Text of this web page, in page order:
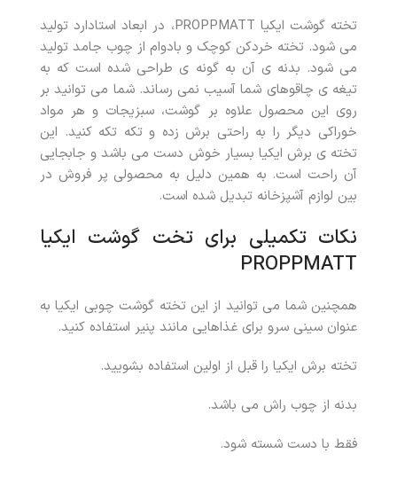
تخته گوشت ایکیا PROPPMATT، در ابعاد استادارد تولید
می شود. تخته خردکن کوچک و بادوام از چوب جامد تولید
می شود. بدنه ی آن به گونه ی طراحی شده است که به
تیغه ی چاقوهای شما آسیب نمی رساند. شما می توانید بر
روی این محصول علاوه بر گوشت، سبزیجات و هر مواد
خوراکی دیگر را به راحتی برش زده و تکه تکه کنید. این
تخته ی برش ایکیا بسیار خوش دست می باشد و جابجایی
آن راحت است. به همین دلیل به محصولی پر فروش در
بین لوازم آشپزخانه تبدیل شده است.
نکات تکمیلی برای تخت گوشت ایکیا
PROPPMATT
همچنین شما می توانید از این تخته گوشت چوبی ایکیا به
عنوان سینی سرو برای غذاهایی مانند پنیر استفاده کنید.
تخته برش ایکیا را قبل از اولین استفاده بشویید.
بدنه از چوب راش می باشد.
فقط با دست شسته شود.